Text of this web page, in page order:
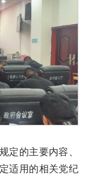
定的主要内容、
适用的相关党纪